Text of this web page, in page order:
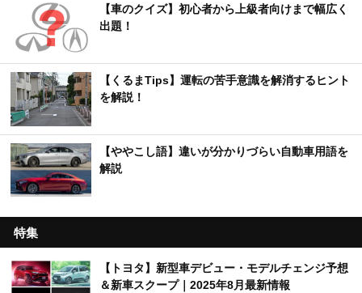
【車のクイズ】初心者から上級者向けまで幅広く
出題！
【くるまTips】運転の苦手意識を解消するヒント
を解説！
【ややこし語】違いが分かりづらい自動車用語を
解説
特集
【トヨタ】新型車デビュー・モデルチェンジ予想
＆新車スクープ｜2025年8月最新情報